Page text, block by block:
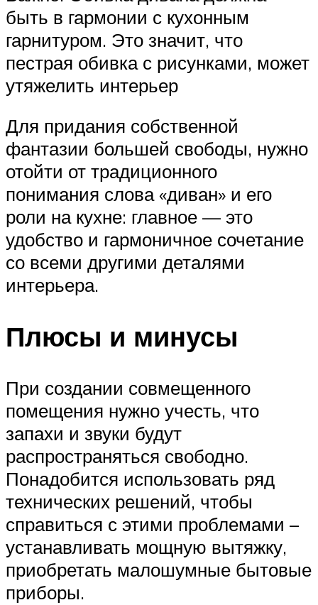
быть в гармонии с кухонным
гарнитуром. Это значит, что
пестрая обивка с рисунками, может
утяжелить интерьер
Для придания собственной
фантазии большей свободы, нужно
отойти от традиционного
понимания слова «диван» и его
роли на кухне: главное — это
удобство и гармоничное сочетание
со всеми другими деталями
интерьера.
Плюсы и минусы
При создании совмещенного
помещения нужно учесть, что
запахи и звуки будут
распространяться свободно.
Понадобится использовать ряд
технических решений, чтобы
справиться с этими проблемами –
устанавливать мощную вытяжку,
приобретать малошумные бытовые
приборы.